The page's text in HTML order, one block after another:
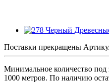
Поставки прекращены
Минимальное количество под
1000 метров. По наличию